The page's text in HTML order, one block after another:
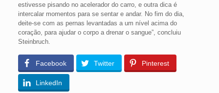
estivesse pisando no acelerador do carro, e outra dica é
intercalar momentos para se sentar e andar. No fim do dia,
deite-se com as pernas levantadas a um nível acima do
coração, para ajudar o corpo a drenar o sangue”, concluiu
Steinbruch.
Facebook Twitter Pinterest
LinkedIn